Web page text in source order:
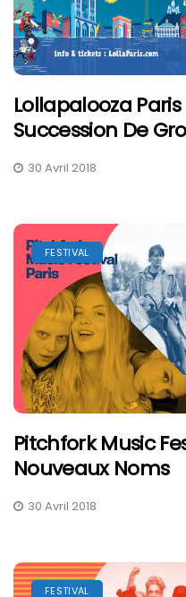
Lollapalooza
Succession De
30 Avril 2018
FESTIVAL
Pitchfork Music
Nouveaux Noms
30 Avril 2018
FESTIVAL